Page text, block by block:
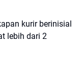
kurir berinisial
lebih dari 2